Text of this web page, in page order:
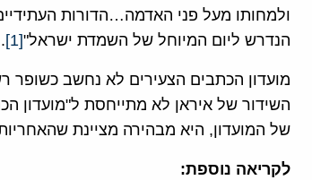
ולמחותו מעל פני האדמה…הדורות
הנדרש ליום המיוחל של השמדת ישראל"[1]
.
מועדון הכתבים הצעירים לא נחשב
השידור של איראן לא מתייחסת ל"מועדון
של המועדון, היא מבהירה מציינת
לקריאה נוספת: